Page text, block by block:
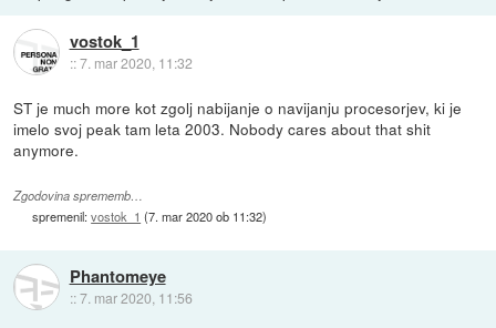
vostok_1
::7. mar 2020, 11:32
ST je much more kot zgolj nabijanje o navijanju procesorjev, ki je
imelo svoj peak tam leta 2003. Nobody cares about that shit
anymore.
Zgodovina sprememb…
spremenil:vostok_1 (7. mar 2020 ob 11:32)
Phantomeye
::7. mar 2020, 11:56